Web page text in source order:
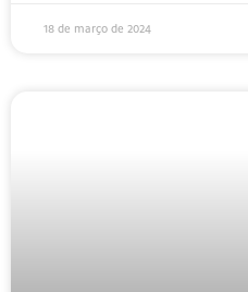
18 de março de 2024